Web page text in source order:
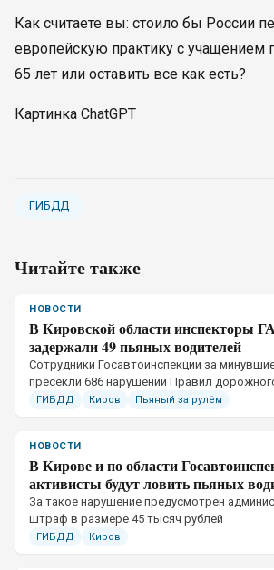
Как считаете вы: стоило бы России
европейскую практику с учащением
65 лет или оставить все как есть?
Картинка ChatGPT
ГИБДД
Читайте также
НОВОСТИ
В Кировской области инспекторы
задержали 49 пьяных водителей
Сотрудники Госавтоинспекции за
пресекли 686 нарушений Правил
ГИБДД Киров Пьяный за рулём
НОВОСТИ
В Кирове и по области
активисты будут ловить пьяных
За такое нарушение предусмотрен
штраф в размере 45 тысяч рублей
ГИБДД Киров